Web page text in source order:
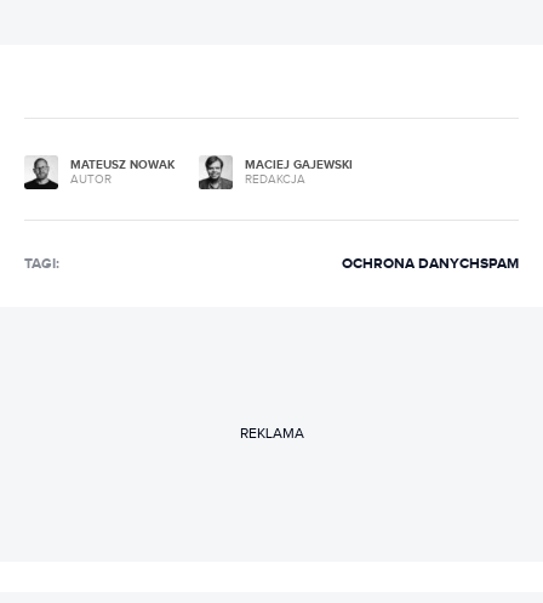
MATEUSZ NOWAK
AUTOR
MACIEJ GAJEWSKI
REDAKCJA
TAGI: OCHRONA DANYCHSPAM
REKLAMA